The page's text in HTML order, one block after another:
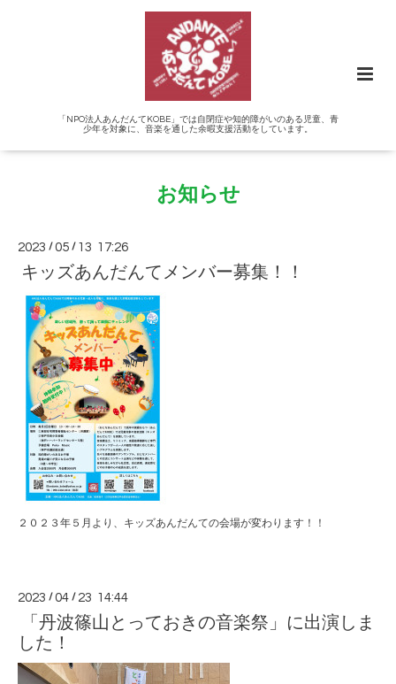
「NPO法人あんだんてKOBE」では自閉症や知的障がいのある児童、青
少年を対象に、音楽を通した余暇支援活動をしています。
お知らせ
2023 /05 / 13 17:26
キッズあんだんてメンバー募集！！
２０２３年５月より、キッズあんだんての会場が変わります！！
2023 /04 / 23 14:44
「丹波篠山とっておきの音楽祭」に出演しま
した！